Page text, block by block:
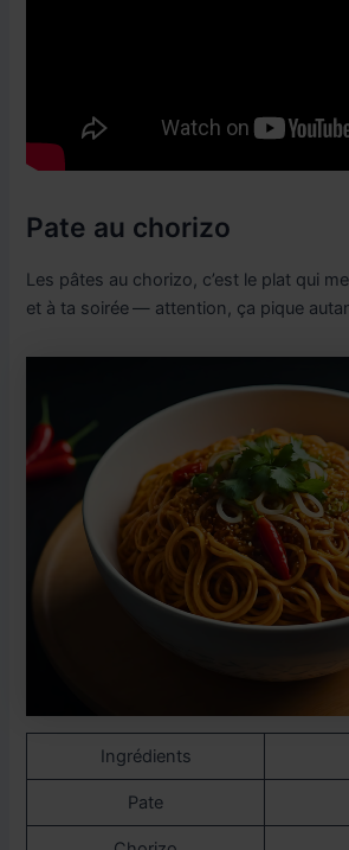
Pate au chorizo
Les pâtes au chorizo, c’est le plat qui
et à ta soirée — attention, ça pique
Ingrédients
Pate